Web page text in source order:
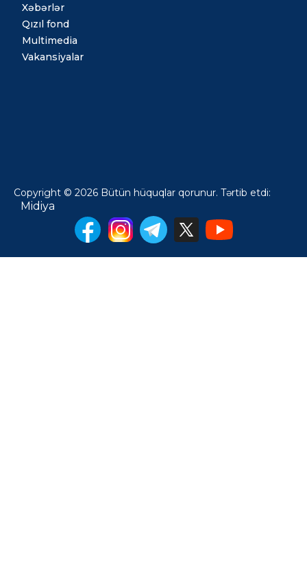
Xəbərlər
Qızıl fond
Multimedia
Vakansiyalar
Copyright © 2026 Bütün hüquqlar qorunur. Tərtib etdi:
Midiya